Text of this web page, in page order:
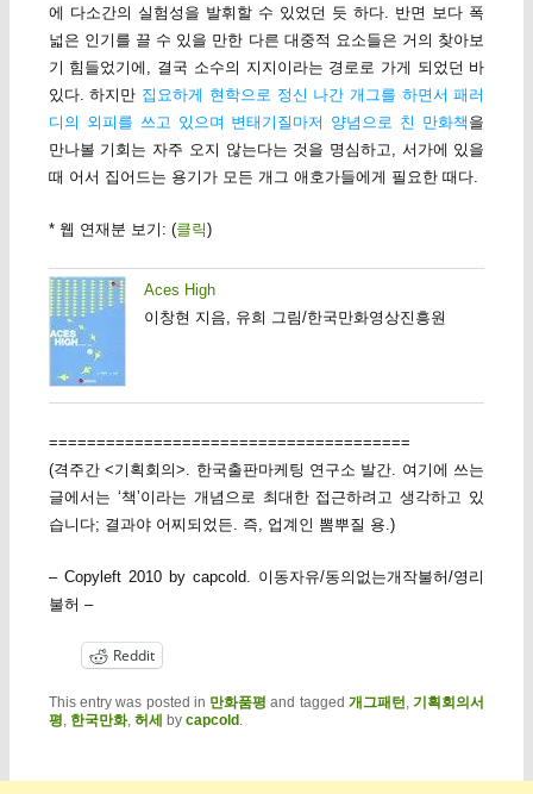
에 다소간의 실험성을 발휘할 수 있었던 듯 하다. 반면 보다 폭
넓은 인기를 끌 수 있을 만한 다른 대중적 요소들은 거의 찾아보
기 힘들었기에, 결국 소수의 지지이라는 경로로 가게 되었던 바
있다. 하지만 집요하게 현학으로 정신 나간 개그를 하면서 패러
디의 외피를 쓰고 있으며 변태기질마저 양념으로 친 만화책 을
만나볼 기회는 자주 오지 않는다는 것을 명심하고, 서가에 있을
때 어서 집어드는 용기가 모든 개그 애호가들에게 필요한 때다.
* 웹 연재분 보기: (클릭)
Aces High
이창현 지음, 유희 그림/한국만화영상진흥원
======================================
(격주간 <기획회의>. 한국출판마케팅 연구소 발간. 여기에 쓰는
글에서는 ‘책’이라는 개념으로 최대한 접근하려고 생각하고 있
습니다; 결과야 어찌되었든. 즉, 업계인 뽐뿌질 용.)
– Copyleft 2010 by capcold. 이동자유/동의없는개작불허/영리
불허 –
Reddit
This entry was posted in 만화품평 and tagged개그패턴,기획회의서
평, 한국만화, 허세 by capcold .